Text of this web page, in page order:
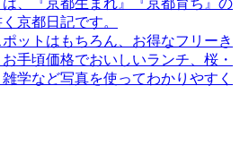
京都日記です。
ットはもちろん、お得なフリーき
手頃価格でおいしいランチ、桜・
学など写真を使ってわかりやすく